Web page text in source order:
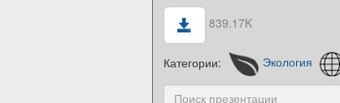
839.17K
Категории: Экология